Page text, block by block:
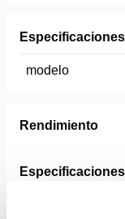
modelo
Rendimiento